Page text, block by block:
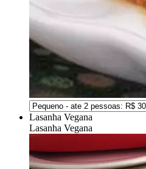
Lasanha Vegana
Lasanha Vegana